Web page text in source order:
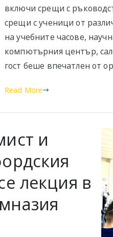
включи срещи с
срещи с ученици от
на учебните часове,
компютърния център,
гост беше впечатлен от
Read More
и
лекция в